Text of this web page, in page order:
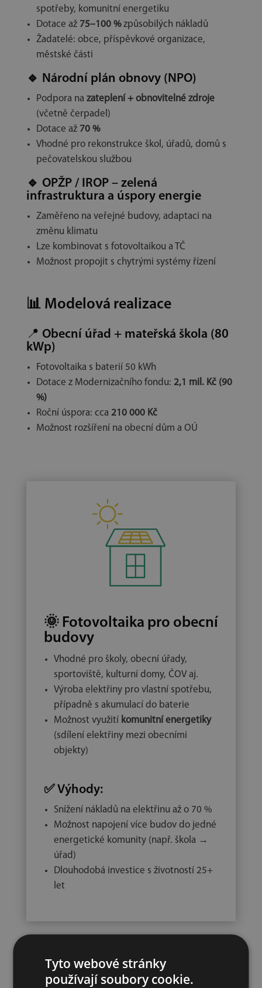
spotřeby, komunitní energetiku
Dotace až 75–100 %způsobilých nákladů
Žadatelé: obce, příspěvkové organizace,
městské části
🔹 Národní plán obnovy (NPO)
Podpora na zateplení + obnovitelné zdroje
(včetně čerpadel)
Dotace až 70 %
Vhodné pro rekonstrukce škol, úřadů, domů s
pečovatelskou službou
🔹 OPŽP / IROP – zelená
infrastruktura a úspory energie
Zaměřeno na veřejné budovy, adaptaci na
změnu klimatu
Lze kombinovat s fotovoltaikou a TČ
Možnost propojit s chytrými systémy řízení
📊 Modelová realizace
📍 Obecní úřad + mateřská škola (80
kWp)
Fotovoltaika s baterií 50 kWh
Dotace z Modernizačního fondu: 2,1 mil. Kč (90
%)
Roční úspora: cca 210 000 Kč
Možnost rozšíření na obecní dům a OÚ
🌞Fotovoltaika pro obecní
budovy
Vhodné pro školy, obecní úřady,
sportoviště, kulturní domy, ČOV aj.
Výroba elektřiny pro vlastní spotřebu,
případně s akumulací do baterie
Možnost využití komunitní energetiky
(sdílení elektřiny mezi obecními
objekty)
✅Výhody:
Snížení nákladů na elektřinu až o 70 %
Možnost napojení více budov do jedné
energetické komunity (např. škola →
úřad)
Dlouhodobá investice s životností 25+
let
Tyto webové stránky
používají soubory cookie.